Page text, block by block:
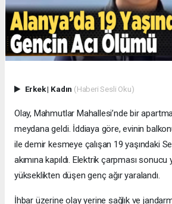
Erkek| Kadın (Haberi Sesli Oku)
Olay, Mahmutlar Mahallesi’nde bir
meydana geldi. İddiaya göre, evinin
ile demir kesmeye çalışan 19 yaşındaki
akımına kapıldı. Elektrik çarpması
yükseklikten düşen genç ağır yaralandı.
İhbar üzerine olay yerine sağlık ve